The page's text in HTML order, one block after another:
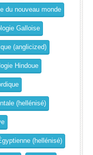
du nouveau monde
Galloise
(anglicized)
Hindoue
(hellénisé)
(hellénisé)